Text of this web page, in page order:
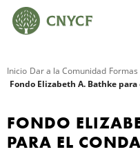
Inicio Dar a la Comunidad
Fondo Elizabeth A. Bathke
FONDO
PARA EL